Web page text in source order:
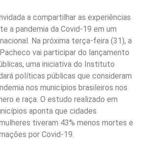
a compartilhar as experiências
a pandemia da Covid-19 em um
Na próxima terça-feira (31), a
vai participar do lançamento
uma iniciativa do Instituto
políticas públicas que consideram
nos municípios brasileiros nos
e raça. O estudo realizado em
aponta que cidades
tiveram 43% menos mortes e
por Covid-19.